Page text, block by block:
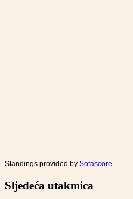
Standings provided by Sofascore
Sljedeća utakmica